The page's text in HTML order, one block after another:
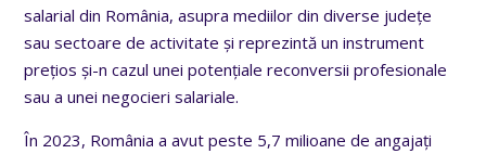
salarial din România, asupra mediilor din diverse județe
sau sectoare de activitate și reprezintă un instrument
prețios și-n cazul unei potențiale reconversii profesionale
sau a unei negocieri salariale.
În 2023, România a avut peste 5,7 milioane de angajați